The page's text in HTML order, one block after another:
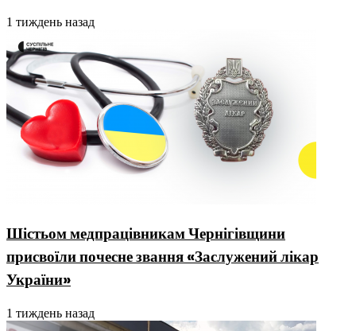
1 тиждень назад
Шістьом медпрацівникам Чернігівщини
присвоїли почесне звання «Заслужений лікар
України»
1 тиждень назад